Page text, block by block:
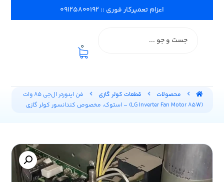
اعزام تعمیرکار فوری :: ۰۹۱۲۵۸۰۰۱۹۲
0
محصولات قطعات کولر گازی
فن اینورتر ال‌جی ۸۵ وات
(LG Inverter Fan Motor 85W) – استوک، مخصوص کندانسور کولر گازی